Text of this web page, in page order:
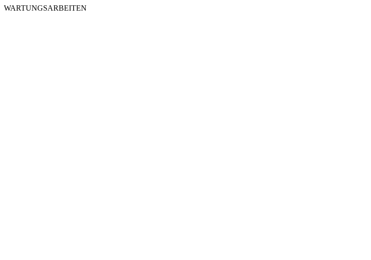
WARTUNGSARBEITEN